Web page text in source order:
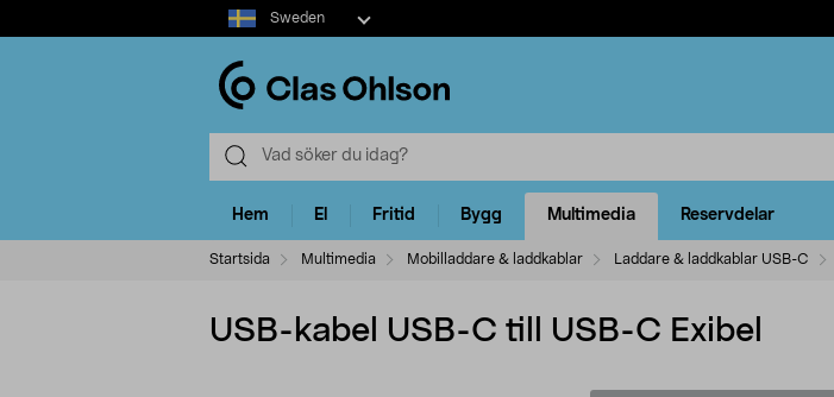
Select
market
Sweden
Hem El Fritid Bygg Multimedia Reservdelar
Startsida Multimedia Mobilladdare & laddkablar Laddare & laddkablar USB-C
USB-kabel USB-C till USB-C Exibel